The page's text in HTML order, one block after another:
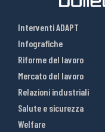
Interventi ADAPT
Infografiche
Riforme del lavoro
Mercato del lavoro
Relazioni industriali
Salute e sicurezza
Welfare